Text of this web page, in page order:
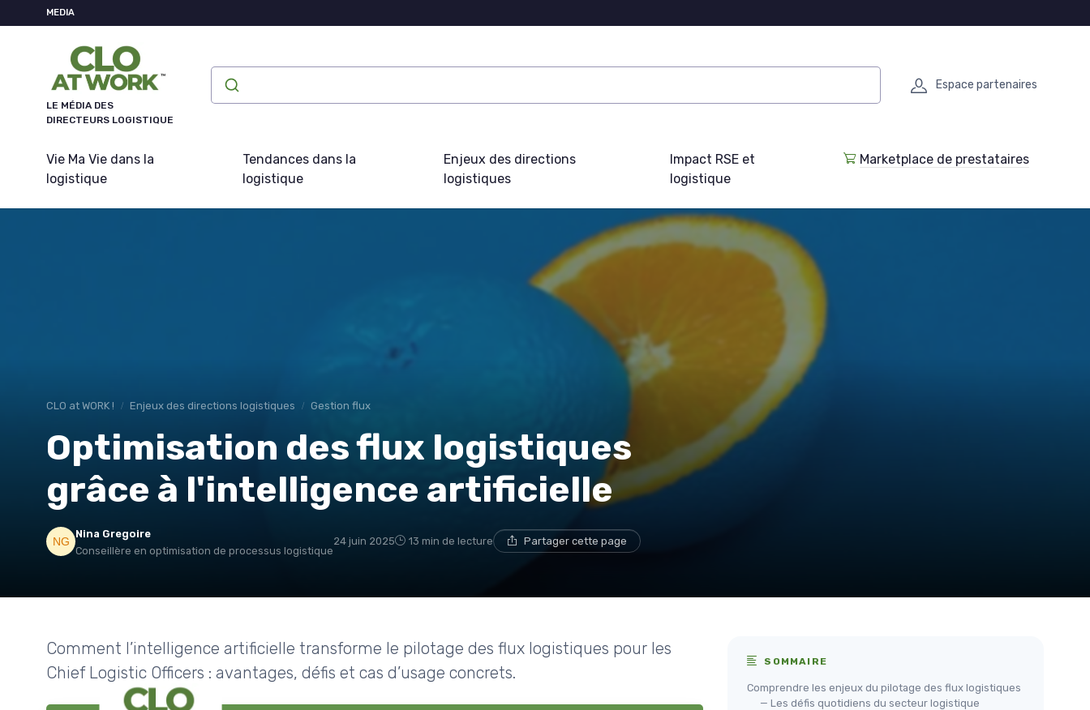
MEDIA
LE MÉDIA DES
DIRECTEURS LOGISTIQUE
Espace partenaires
Vie Ma Vie dans la
logistique
Tendances dans la
logistique
Enjeux des directions
logistiques
Impact RSE et
logistique
Marketplace de prestataires
CLO at WORK ! Enjeux des directions logistiques Gestion flux
Optimisation des flux logistiques
grâce à l'intelligence artificielle
Nina Gregoire
Conseillère en optimisation de processus logistique
24 juin 2025 13 min de lecture Partager cette page
Comment l’intelligence artificielle transforme le pilotage des flux logistiques pour les
Chief Logistic Officers : avantages, défis et cas d’usage concrets.
SOMMAIRE
Comprendre les enjeux du pilotage des flux logistiques
— Les défis quotidiens du secteur logistique
Panneau de gestion des cookies